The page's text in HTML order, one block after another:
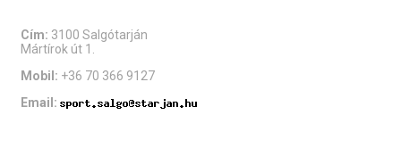
Cím: 3100 Salgótarján
Mártírok út 1.
Mobil: +36 70 366 9127
Email: